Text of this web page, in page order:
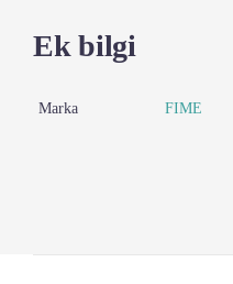
Ek bilgi
Marka FIME